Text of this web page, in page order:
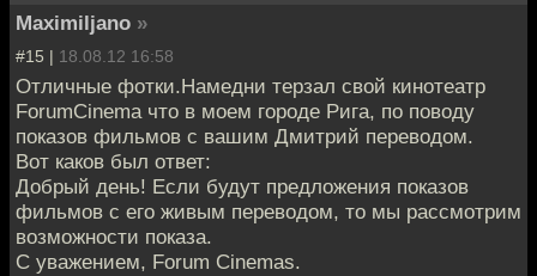
Maximiljano »
#15 | 18.08.12 16:58
Отличные фотки.Намедни терзал свой кинотеатр
ForumCinema что в моем городе Рига, по поводу
показов фильмов с вашим Дмитрий переводом.
Вот каков был ответ:
Добрый день! Если будут предложения показов
фильмов с его живым переводом, то мы рассмотрим
возможности показа.
С уважением, Forum Cinemas.